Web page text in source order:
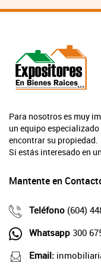
Para nosotros es muy
un equipo
encontrar su propiedad.
Si estás interesado en
Mantente en
Teléfono (604)
Whatsapp 300
Email: